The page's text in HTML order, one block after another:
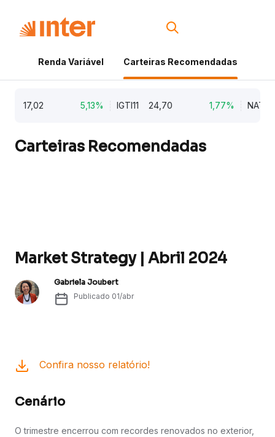
Renda Variável Carteiras Recomendadas
IGTI11 24,70 1,77% NATU3
Carteiras Recomendadas
Market Strategy | Abril 2024
Gabriela Joubert
Publicado 01/abr
Confira nosso relatório!
Cenário
O trimestre encerrou com recordes renovados no exterior,